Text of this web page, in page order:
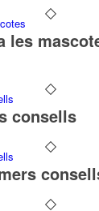
les
consells